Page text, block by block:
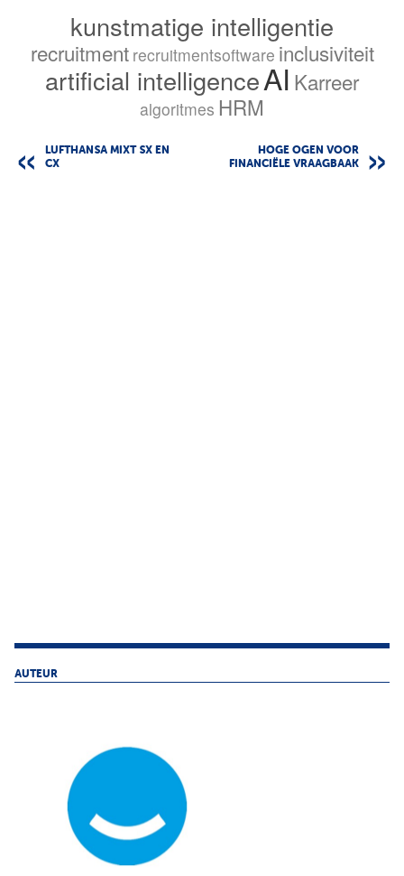
kunstmatige intelligentie
recruitment recruitmentsoftware inclusiviteit
artificial intelligenceAI Karreer
algoritmes HRM
LUFTHANSA MIXT SX EN
CX
HOGE OGEN VOOR
FINANCIËLE VRAAGBAAK
AUTEUR